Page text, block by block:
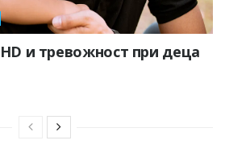
и тревожност при деца